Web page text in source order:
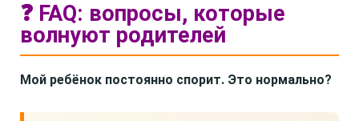
❓ FAQ: вопросы, которые
волнуют родителей
Мой ребёнок постоянно спорит. Это нормально?